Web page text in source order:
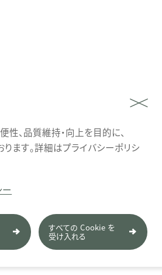
性、品質維持・向上を目的に、
ます。詳細はプライバシーポリシ
すべての Cookie を
受け入れる